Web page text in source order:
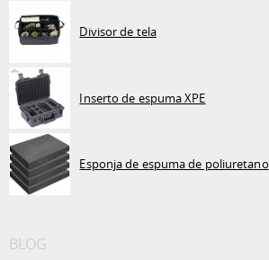
Divisor de tela
Inserto de espuma XPE
Esponja de espuma de poliuretano
BLOG